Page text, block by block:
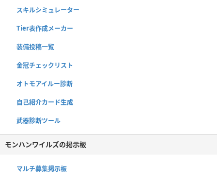
スキルシミュレーター
Tier表作成メーカー
装備投稿一覧
金冠チェックリスト
オトモアイルー診断
自己紹介カード生成
武器診断ツール
モンハンワイルズの掲示板
マルチ募集掲示板